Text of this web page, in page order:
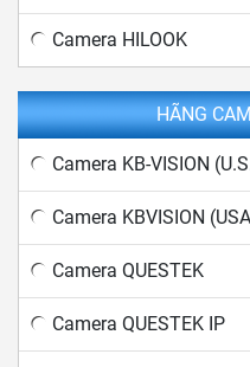
Camera HILOOK
HÃNG
Camera KB-VISION
Camera KBVISION
Camera QUESTEK
Camera QUESTEK IP